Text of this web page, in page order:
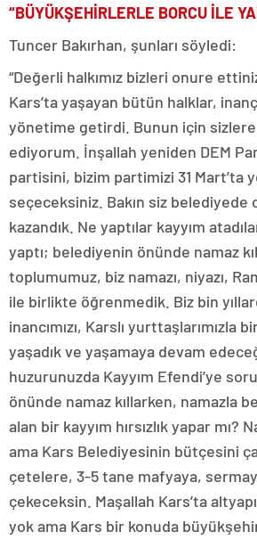
“BÜYÜKŞEHİRLERLE BORCU İLE
Tuncer Bakırhan, şunları söyledi:
“Değerli halkımız bizleri onure
Kars’ta yaşayan bütün halklar,
yönetime getirdi. Bunun için
ediyorum. İnşallah yeniden DEM
partisini, bizim partimizi 31 Mart’ta
seçeceksiniz. Bakın siz belediyede
kazandık. Ne yaptılar kayyım
yaptı; belediyenin önünde namaz
toplumumuz, biz namazı, niyazı,
ile birlikte öğrenmedik. Biz bin
inancımızı, Karslı yurttaşlarımızla
yaşadık ve yaşamaya devam
huzurunuzda Kayyım Efendi’ye
önünde namaz kıllarken, namazla
alan bir kayyım hırsızlık yapar mı?
ama Kars Belediyesinin bütçesini
çetelere, 3-5 tane mafyaya,
çekeceksin. Maşallah Kars’ta
yok ama Kars bir konuda